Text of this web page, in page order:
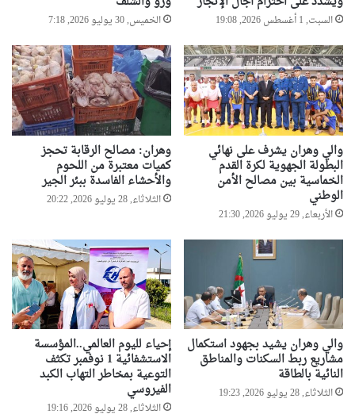
ي
ي
ا
ت
م
ت
ت
ش
ر
ع
ف
ي
س
ح
ب
ح
ت
ه
ا
م
ن
ا
ل
السبت, 1 أغسطس 2026, 19:08 الخميس, 30 يوليو 2026, 7:18
والي وهران يشرف على نهائي
البطولة الجهوية لكرة القدم
الخماسية بين مصالح الأمن
الوطني
الأربعاء, 29 يوليو 2026, 21:30
وهران: مصالح الرقابة تحجز
كميات معتبرة من اللحوم
والأحشاء الفاسدة ببئر الجير
الثلاثاء, 28 يوليو 2026, 20:22
والي وهران يشيد بجهود استكمال
مشاريع ربط السكنات والمناطق
النائية بالطاقة
الثلاثاء, 28 يوليو 2026, 19:23
إحياء لليوم العالمي..المؤسسة
الاستشفائية 1 نوفمبر تكثف
التوعية بمخاطر التهاب الكبد
الفيروسي
الثلاثاء, 28 يوليو 2026, 19:16